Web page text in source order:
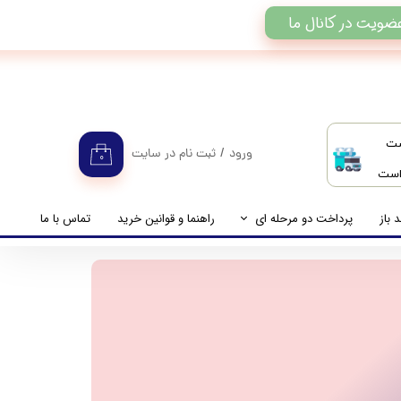
است
۰ ورود / ثبت نام در سایت
تغییر گذر واژه باز پرداخت دو مرحله ای
راهنمای پرداخت دو مرحله ای
راهنما و قوانین خرید تماس با ما
در کانال ما